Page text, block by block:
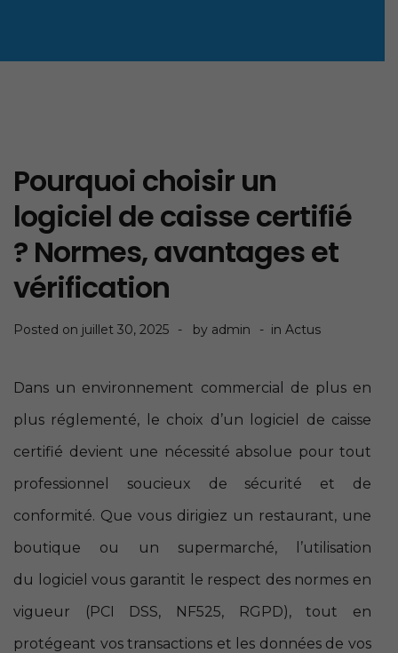
Pourquoi choisir un
logiciel de caisse certifié
? Normes, avantages et
vérification
Posted on juillet 30, 2025 by admin in Actus
Dans un environnement commercial de plus en
plus réglementé, le choix d’un logiciel de caisse
certifié devient une nécessité absolue pour tout
professionnel soucieux de sécurité et de
conformité. Que vous dirigiez un restaurant, une
boutique ou un supermarché, l’utilisation
du logiciel vous garantit le respect des normes en
vigueur (PCI DSS, NF525, RGPD), tout en
protégeant vos transactions et les données de vos